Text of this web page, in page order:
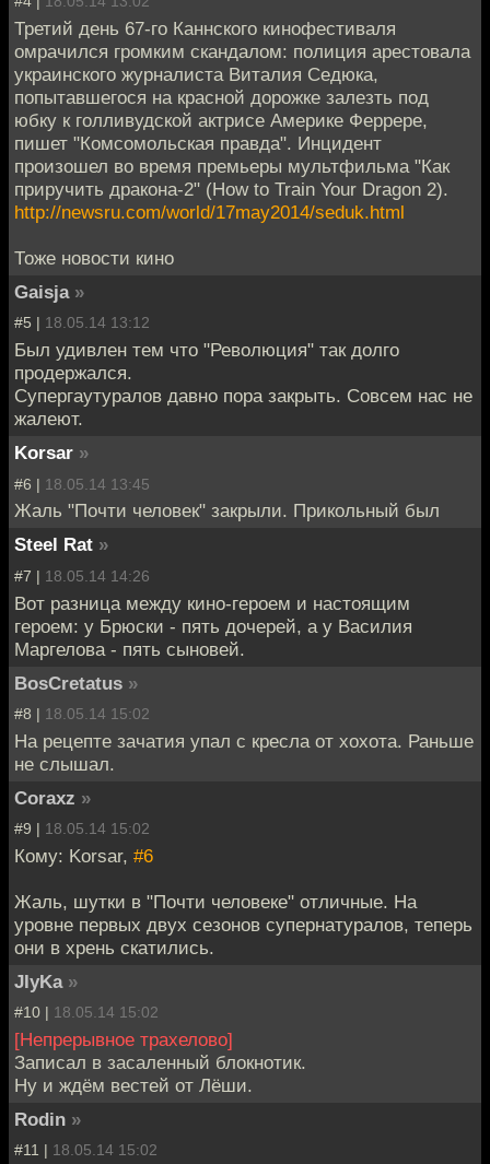
Третий день 67-го Каннского кинофестиваля
омрачился громким скандалом: полиция арестовала
украинского журналиста Виталия Седюка,
попытавшегося на красной дорожке залезть под
юбку к голливудской актрисе Америке Феррере,
пишет "Комсомольская правда". Инцидент
произошел во время премьеры мультфильма "Как
приручить дракона-2" (How to Train Your Dragon 2).
http://newsru.com/world/17may2014/seduk.html
Тоже новости кино
Gaisja »
#5 | 18.05.14 13:12
Был удивлен тем что "Революция" так долго
продержался.
Супергаутуралов давно пора закрыть. Совсем нас не
жалеют.
Korsar »
#6 | 18.05.14 13:45
Жаль "Почти человек" закрыли. Прикольный был
Steel Rat »
#7 | 18.05.14 14:26
Вот разница между кино-героем и настоящим
героем: у Брюски - пять дочерей, а у Василия
Маргелова - пять сыновей.
BosCretatus »
#8 | 18.05.14 15:02
На рецепте зачатия упал с кресла от хохота. Раньше
не слышал.
Coraxz »
#9 | 18.05.14 15:02
Кому: Korsar, #6
Жаль, шутки в "Почти человеке" отличные. На
уровне первых двух сезонов супернатуралов, теперь
они в хрень скатились.
JIyKa »
#10 | 18.05.14 15:02
[Непрерывное трахелово]
Записал в засаленный блокнотик.
Ну и ждём вестей от Лёши.
Rodin »
#11 | 18.05.14 15:02